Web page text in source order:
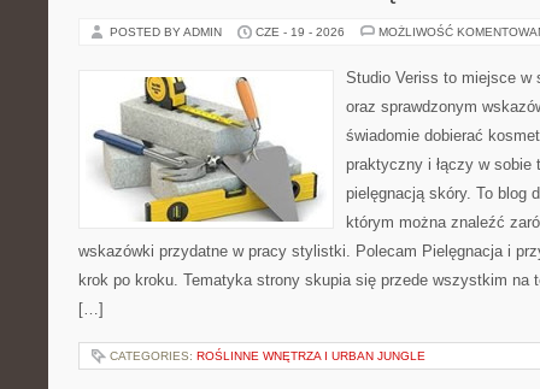
POSTED BY ADMIN CZE - 19 - 2026 MOŻLIWOŚĆ
Studio Veriss to miejsce w
oraz sprawdzonym
świadomie dobierać
praktyczny i łączy w sobie
pielęgnacją skóry. To blog
którym można znaleźć
wskazówki przydatne w pracy stylistki. Polecam Pielęgnacja i
krok po kroku. Tematyka strony skupia się przede wszystkim na
[…]
CATEGORIES: ROŚLINNE WNĘTRZA I URBAN JUNGLE